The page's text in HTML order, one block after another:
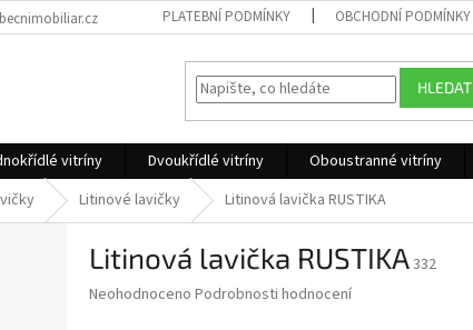
PLATEBNÍ PODMÍNKY OBCHODNÍ PODMÍNKY
HLEDAT
vitríny Dvoukřídlé vitríny Oboustranné vitríny
Litinové lavičky Litinová lavička RUSTIKA
Litinová lavička RUSTIKA332
Průměrné
Neohodnoceno Podrobnosti hodnocení